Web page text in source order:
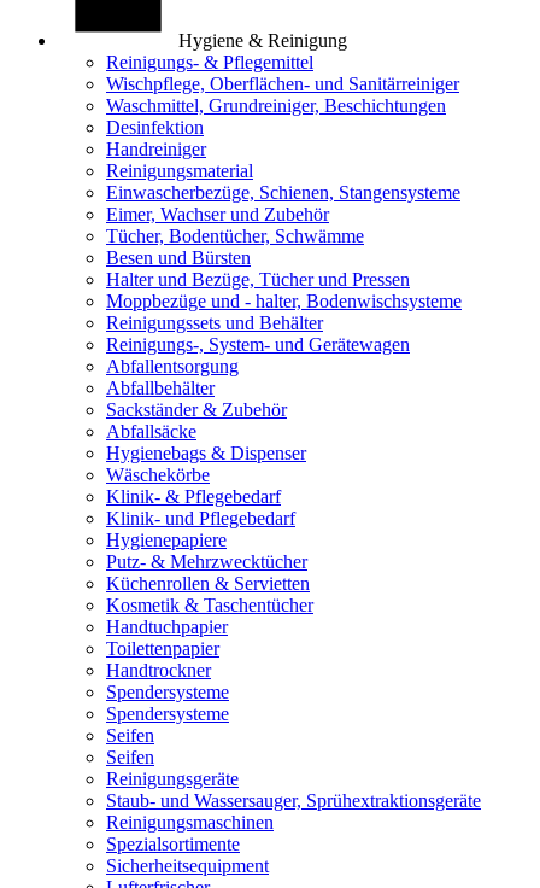
Hygiene & Reinigung
Reinigungs- & Pflegemittel
Wischpflege, Oberflächen- und Sanitärreiniger
Waschmittel, Grundreiniger, Beschichtungen
Desinfektion
Handreiniger
Reinigungsmaterial
Einwascherbezüge, Schienen, Stangensysteme
Eimer, Wachser und Zubehör
Tücher, Bodentücher, Schwämme
Besen und Bürsten
Halter und Bezüge, Tücher und Pressen
Moppbezüge und - halter, Bodenwischsysteme
Reinigungssets und Behälter
Reinigungs-, System- und Gerätewagen
Abfallentsorgung
Abfallbehälter
Sackständer & Zubehör
Abfallsäcke
Hygienebags & Dispenser
Wäschekörbe
Klinik- & Pflegebedarf
Klinik- und Pflegebedarf
Hygienepapiere
Putz- & Mehrzwecktücher
Küchenrollen & Servietten
Kosmetik & Taschentücher
Handtuchpapier
Toilettenpapier
Handtrockner
Spendersysteme
Spendersysteme
Seifen
Seifen
Reinigungsgeräte
Staub- und Wassersauger, Sprühextraktionsgeräte
Reinigungsmaschinen
Spezialsortimente
Sicherheitsequipment